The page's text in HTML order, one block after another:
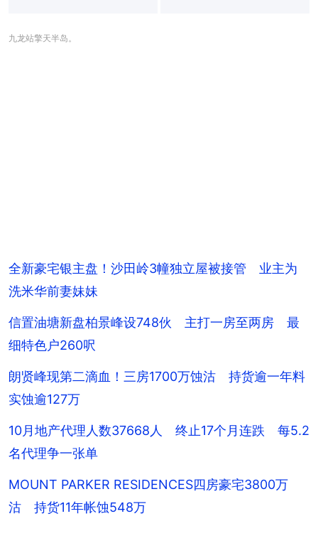
九龙站擎天半岛。
全新豪宅银主盘！沙田岭3幢独立屋被接管 业主为
洗米华前妻妹妹
信置油塘新盘柏景峰设748伙 主打一房至两房 最
细特色户260呎
朗贤峰现第二滴血！三房1700万蚀沽 持货逾一年料
实蚀逾127万
10月地产代理人数37668人 终止17个月连跌 每5.2
名代理争一张单
MOUNT PARKER RESIDENCES四房豪宅3800万
沽 持货11年帐蚀548万